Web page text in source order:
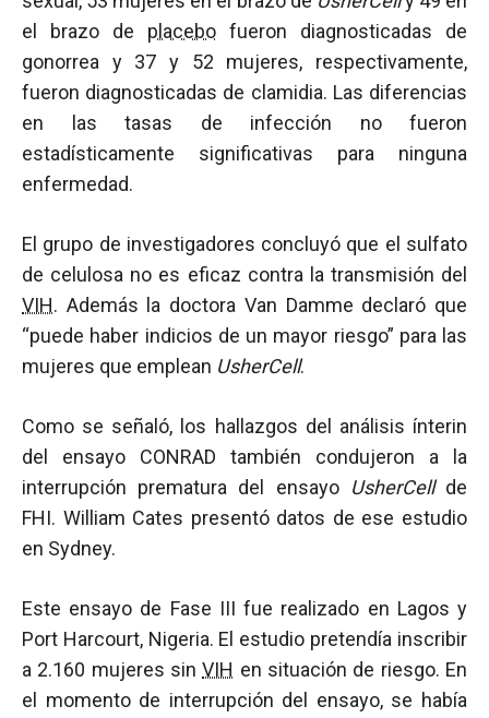
el brazo de placebo fueron diagnosticadas de
gonorrea y 37 y 52 mujeres, respectivamente,
fueron diagnosticadas de clamidia. Las diferencias
en las tasas de infección no fueron
estadísticamente significativas para ninguna
enfermedad.
El grupo de investigadores concluyó que el sulfato
de celulosa no es eficaz contra la transmisión del
VIH. Además la doctora Van Damme declaró que
“puede haber indicios de un mayor riesgo” para las
mujeres que emplean UsherCell.
Como se señaló, los hallazgos del análisis ínterin
del ensayo CONRAD también condujeron a la
interrupción prematura del ensayo UsherCellde
FHI. William Cates presentó datos de ese estudio
en Sydney.
Este ensayo de Fase III fue realizado en Lagos y
Port Harcourt, Nigeria. El estudio pretendía inscribir
a 2.160 mujeres sinVIH en situación de riesgo. En
el momento de interrupción del ensayo, se había